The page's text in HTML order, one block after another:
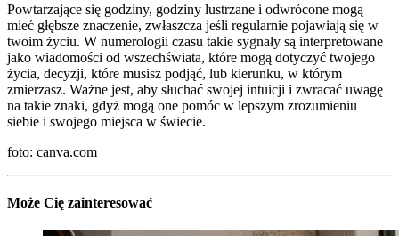
Powtarzające się godziny, godziny lustrzane i odwrócone mogą
mieć głębsze znaczenie, zwłaszcza jeśli regularnie pojawiają się w
twoim życiu. W numerologii czasu takie sygnały są interpretowane
jako wiadomości od wszechświata, które mogą dotyczyć twojego
życia, decyzji, które musisz podjąć, lub kierunku, w którym
zmierzasz. Ważne jest, aby słuchać swojej intuicji i zwracać uwagę
na takie znaki, gdyż mogą one pomóc w lepszym zrozumieniu
siebie i swojego miejsca w świecie.
foto: canva.com
Może Cię zainteresować